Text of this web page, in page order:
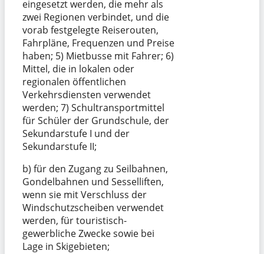
eingesetzt werden, die mehr als
zwei Regionen verbindet, und die
vorab festgelegte Reiserouten,
Fahrpläne, Frequenzen und Preise
haben; 5) Mietbusse mit Fahrer; 6)
Mittel, die in lokalen oder
regionalen öffentlichen
Verkehrsdiensten verwendet
werden; 7) Schultransportmittel
für Schüler der Grundschule, der
Sekundarstufe I und der
Sekundarstufe II;
b) für den Zugang zu Seilbahnen,
Gondelbahnen und Sesselliften,
wenn sie mit Verschluss der
Windschutzscheiben verwendet
werden, für touristisch-
gewerbliche Zwecke sowie bei
Lage in Skigebieten;